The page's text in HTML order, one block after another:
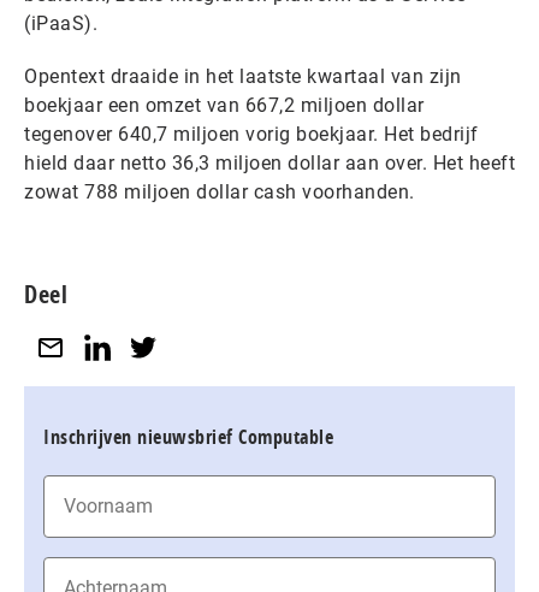
(iPaaS).
Opentext draaide in het laatste kwartaal van zijn
boekjaar een omzet van 667,2 miljoen dollar
tegenover 640,7 miljoen vorig boekjaar. Het bedrijf
hield daar netto 36,3 miljoen dollar aan over. Het heeft
zowat 788 miljoen dollar cash voorhanden.
Deel
Inschrijven nieuwsbrief Computable